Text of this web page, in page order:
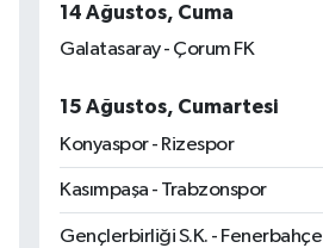
14 Ağustos, Cuma
Galatasaray - Çorum FK
15 Ağustos, Cumartesi
Konyaspor - Rizespor
Kasımpaşa - Trabzonspor
Gençlerbirliği S.K. - Fenerbahçe